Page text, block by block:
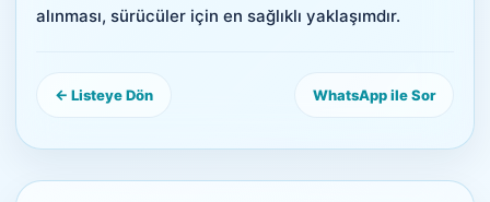
alınması, sürücüler için en sağlıklı yaklaşımdır.
← Listeye Dön WhatsApp ile Sor